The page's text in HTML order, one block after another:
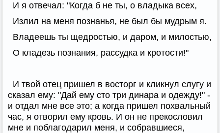
И я отвечал: "Когда б не ты, о владыка всех,
Излил на меня познанья, не был бы мудрым я.
Владеешь ты щедростью, и даром, и милостью,
О кладезь познания, рассудка и кротости!"
И твой отец пришел в восторг и кликнул слугу и
сказал ему: "Дай ему сто три динара и одежду!" -
и отдал мне все это; а когда пришел похвальный
час, я отворил ему кровь. И он не прекословил
мне и поблагодарил меня, и собравшиеся,